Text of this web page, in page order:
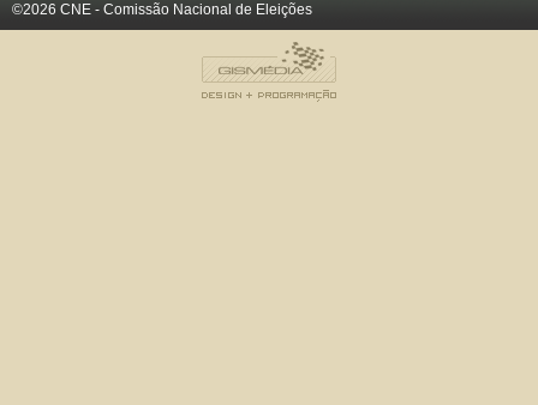
©2026 CNE - Comissão Nacional de Eleições